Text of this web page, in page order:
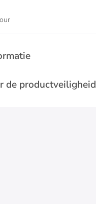
de productveiligheid